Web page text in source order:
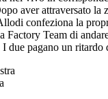
aver attraversato
confeziona la
Team di
pagano un